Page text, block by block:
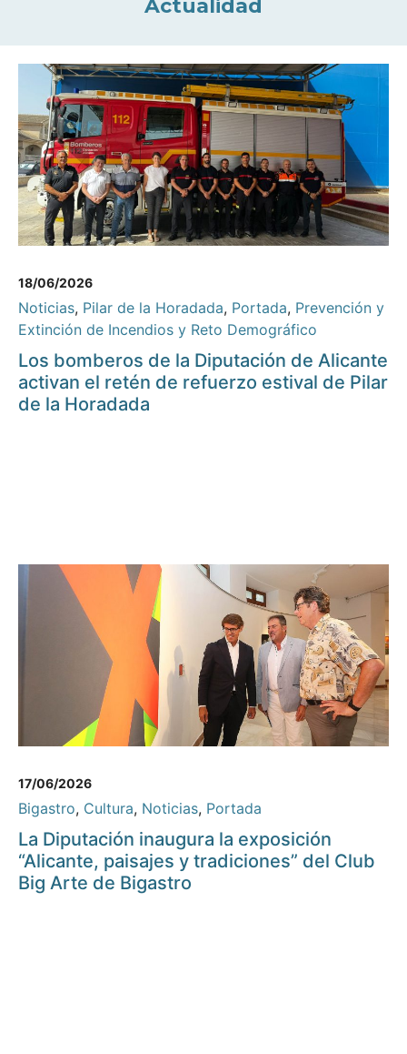
Actualidad
18/06/2026
Noticias, Pilar de la Horadada, Portada, Prevención y
Extinción de Incendios y Reto Demográfico
Los bomberos de la Diputación de Alicante
activan el retén de refuerzo estival de Pilar
de la Horadada
17/06/2026
Bigastro, Cultura, Noticias, Portada
La Diputación inaugura la exposición
“Alicante, paisajes y tradiciones” del Club
Big Arte de Bigastro